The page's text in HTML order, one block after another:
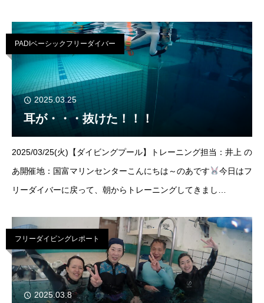
過ぎていくのでした
PADIベーシックフリーダイバー
2025.03.25
耳が・・・抜けた！！！
2025/03/25(火)【ダイビングプール】トレーニング担当：井上 の
あ開催地：国富マリンセンターこんにちは～のあです
今日はフ
リーダイバーに戻って、朝からトレーニングしてきまし
な耳抜きをひたすら克服してもらい
フリーダイビングレポート
2025.03.8